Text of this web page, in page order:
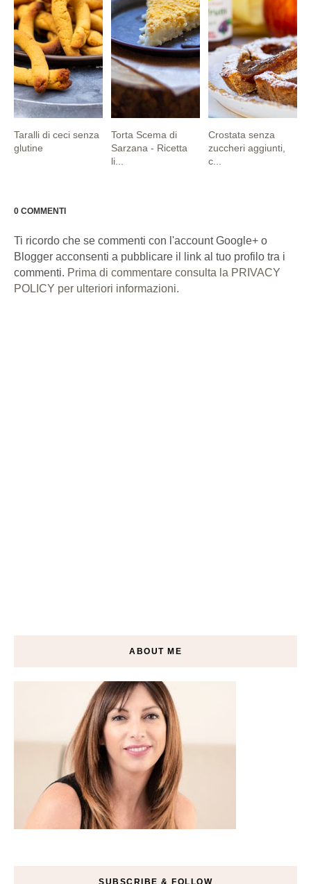
Taralli di ceci senza
glutine
Torta Scema di
Sarzana - Ricetta
li...
Crostata senza
zuccheri aggiunti,
c...
0 COMMENTI
Ti ricordo che se commenti con l'account Google+ o
Blogger acconsenti a pubblicare il link al tuo profilo tra i
commenti. Prima di commentare consulta la PRIVACY
POLICY per ulteriori informazioni.
ABOUT ME
SUBSCRIBE & FOLLOW